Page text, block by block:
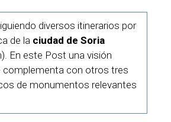
diversos itinerarios por
de la ciudad de Soria
En este Post una visión
complementa con otros tres
de monumentos relevantes